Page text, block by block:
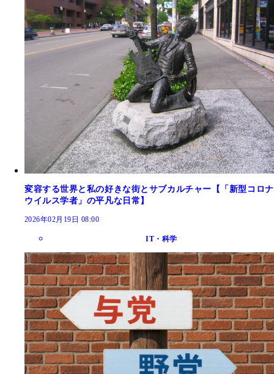
変容する世界と私の好きな街とサブカルチャー【「新型コロナ
ウイルス学者」の平凡な日常】
2026年02月19日 08:00
IT・科学